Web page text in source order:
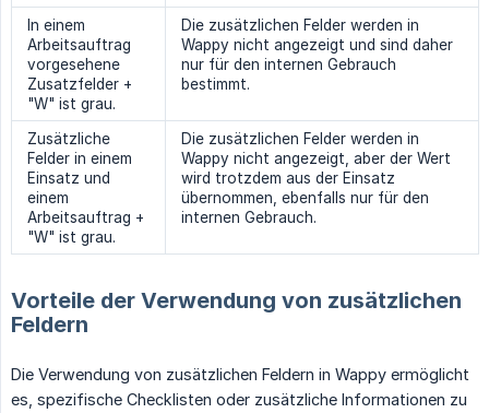
In einem
Arbeitsauftrag
vorgesehene
Zusatzfelder +
"W" ist grau.
Die zusätzlichen Felder werden in
Wappy nicht angezeigt und sind daher
nur für den internen Gebrauch
bestimmt.
Zusätzliche
Felder in einem
Einsatz und
einem
Arbeitsauftrag +
"W" ist grau.
Die zusätzlichen Felder werden in
Wappy nicht angezeigt, aber der Wert
wird trotzdem aus der Einsatz
übernommen, ebenfalls nur für den
internen Gebrauch.
Vorteile der Verwendung von zusätzlichen
Feldern
Die Verwendung von zusätzlichen Feldern in Wappy ermöglicht
es, spezifische Checklisten oder zusätzliche Informationen zu